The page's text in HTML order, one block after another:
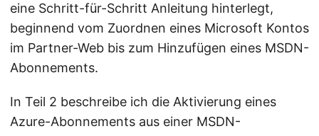
eine Schritt-für-Schritt Anleitung hinterlegt,
beginnend vom Zuordnen eines Microsoft Kontos
im Partner-Web bis zum Hinzufügen eines MSDN-
Abonnements.
In Teil 2 beschreibe ich die Aktivierung eines
Azure-Abonnements aus einer MSDN-